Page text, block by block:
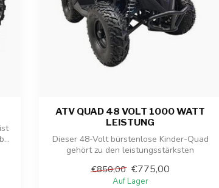
ATV QUAD 48 VOLT 1000 WATT
LEISTUNG
Dieser 48-Volt bürstenlose Kinder-Quad
gehört zu den leistungsstärksten
€850,00 €775,00
Auf Lager